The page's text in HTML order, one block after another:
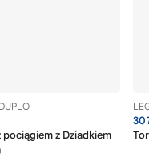
DUPLO
pociągiem z Dziadkiem